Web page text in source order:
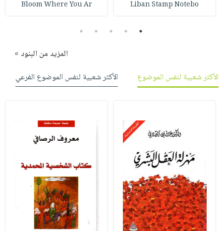
Liban Stamp Notebo
Bloom Where You Ar
1
2
3
4
5
المزيد من البنود »
الأكثر شعبية لنفس الموضوع
الأكثر شعبية لنفس الموضوع الفرعي